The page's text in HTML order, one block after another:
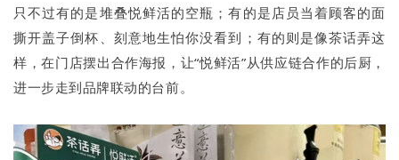
只不过有的是堆叠悦鲜活的空瓶；有的是店员当着顾客的面
撕开盖子倒杯、刻意地生怕你没看到；有的则是像茶话弄这
样，在门店摆出合作海报，让“悦鲜活”从供应链合作的后厨，
进一步走到品牌联动的台前。